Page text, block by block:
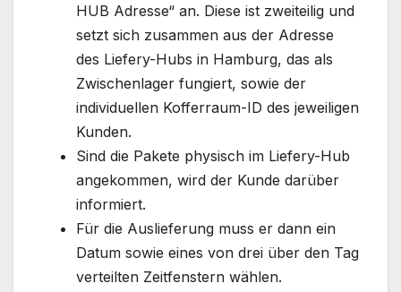
HUB Adresse“ an. Diese ist zweiteilig und
setzt sich zusammen aus der Adresse
des Liefery-Hubs in Hamburg, das als
Zwischenlager fungiert, sowie der
individuellen Kofferraum-ID des jeweiligen
Kunden.
Sind die Pakete physisch im Liefery-Hub
angekommen, wird der Kunde darüber
informiert.
Für die Auslieferung muss er dann ein
Datum sowie eines von drei über den Tag
verteilten Zeitfenstern wählen.